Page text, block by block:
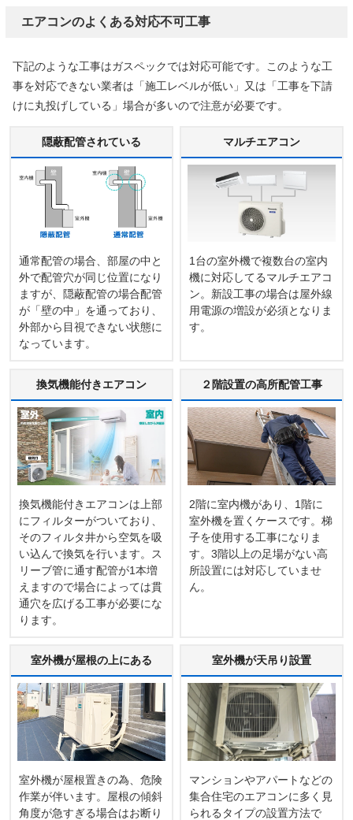
エアコンのよくある対応不可工事
下記のような工事はガスペックでは対応可能です。このような工
事を対応できない業者は「施工レベルが低い」又は「工事を下請
けに丸投げしている」場合が多いので注意が必要です。
隠蔽配管されている
通常配管の場合、部屋の中と
外で配管穴が同じ位置になり
ますが、隠蔽配管の場合配管
が「壁の中」を通っており、
外部から目視できない状態に
なっています。
マルチエアコン
1台の室外機で複数台の室内
機に対応してるマルチエアコ
ン。新設工事の場合は屋外線
用電源の増設が必須となりま
す。
換気機能付きエアコン
換気機能付きエアコンは上部
にフィルターがついており、
そのフィルタ井から空気を吸
い込んで換気を行います。ス
リーブ管に通す配管が1本増
えますので場合によっては貫
通穴を広げる工事が必要にな
ります。
２階設置の高所配管工事
2階に室内機があり、1階に
室外機を置くケースです。梯
子を使用する工事になりま
す。3階以上の足場がない高
所設置には対応していませ
ん。
室外機が屋根の上にある
室外機が屋根置きの為、危険
作業が伴います。屋根の傾斜
角度が急すぎる場合はお断り
室外機が天吊り設置
マンションやアパートなどの
集合住宅のエアコンに多く見
られるタイプの設置方法で